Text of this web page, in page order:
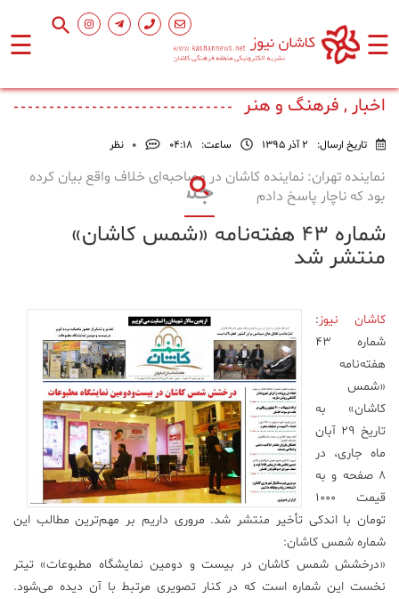
☰ ☰
اصلی
و
هنر
محیط
زیست
علم
فناوری
عکس
پادکست
اخبار , فرهنگ و هنر
تاریخ ارسال: 2 آذر 1395 ساعت: ۰۴:۱۸ 0 نظر
نماینده تهران: نماینده کاشان در مصاحبه‌ای خلاف واقع بیان کرده
بود که ناچار پاسخ دادم
شماره ۴۳ هفته‌نامه «شمس کاشان»
منتشر شد
کاشان نیوز :
شماره ۴۳
هفته‌نامه
«شمس
کاشان» به
تاریخ ۲۹ آبان
ماه جاری، در
۸ صفحه و به
قیمت ۱۰۰۰
تومان با اندکی تأخیر منتشر شد. مروری داریم بر مهم‌ترین مطالب این
شماره شمس کاشان:
«درخشش شمس کاشان در بیست و دومین نمایشگاه مطبوعات» تیتر
نخست این شماره است که در کنار تصویری مرتبط با آن دیده می‌شود.